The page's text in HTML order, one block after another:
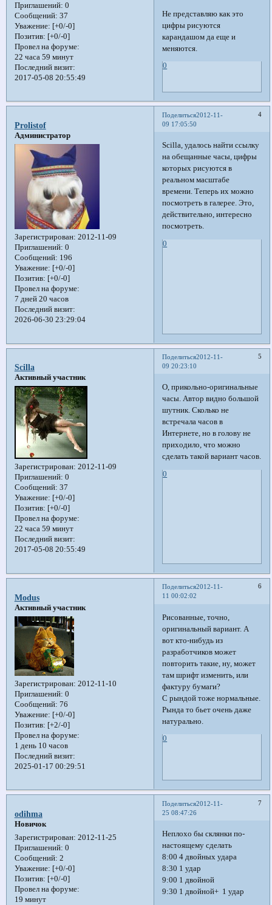
Приглашений: 0
Сообщений: 37
Уважение: [+0/-0]
Позитив: [+0/-0]
Провел на форуме:
22 часа 59 минут
Последний визит:
2017-05-08 20:55:49
Не представляю как это
цифры рисуются
карандашом да еще и
меняются.
0
Поделиться 4
2012-11-
09 17:05:50
Prolistof
Администратор
Зарегистрирован: 2012-11-09
Приглашений: 0
Сообщений: 196
Уважение: [+0/-0]
Позитив: [+0/-0]
Провел на форуме:
7 дней 20 часов
Последний визит:
2026-06-30 23:29:04
Scilla, удалось найти ссылку
на обещанные часы, цифры
которых рисуются в
реальном масштабе
времени. Теперь их можно
посмотреть в галерее. Это,
действительно, интересно
посмотреть.
0
Поделиться 5
2012-11-
09 20:23:10
Scilla
Активный участник
Зарегистрирован: 2012-11-09
Приглашений: 0
Сообщений: 37
Уважение: [+0/-0]
Позитив: [+0/-0]
Провел на форуме:
22 часа 59 минут
Последний визит:
2017-05-08 20:55:49
О, прикольно-оригинальные
часы. Автор видно большой
шутник. Сколько не
встречала часов в
Интернете, но в голову не
приходило, что можно
сделать такой вариант часов.
0
Поделиться 6
2012-11-
11 00:02:02
Modus
Активный участник
Зарегистрирован: 2012-11-10
Приглашений: 0
Сообщений: 76
Уважение: [+0/-0]
Позитив: [+2/-0]
Провел на форуме:
1 день 10 часов
Последний визит:
2025-01-17 00:29:51
Рисованные, точно,
оригинальный вариант. А
вот кто-нибудь из
разработчиков может
повторить такие, ну, может
там шрифт изменить, или
фактуру бумаги?
С рындой тоже нормальные.
Рында то бьет очень даже
натурально.
0
Поделиться 7
2012-11-
25 08:47:26
odihma
Новичок
Зарегистрирован: 2012-11-25
Приглашений: 0
Сообщений: 2
Уважение: [+0/-0]
Позитив: [+0/-0]
Провел на форуме:
19 минут
Неплохо бы склянки по-
настоящему сделать
8:00 4 двойных удара
8:30 1 удар
9:00 1 двойной
9:30 1 двойной+ 1 удар